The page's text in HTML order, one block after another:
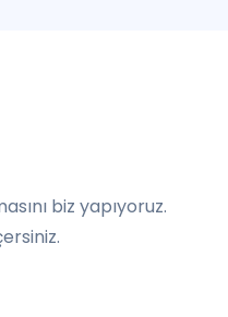
biz yapıyoruz.